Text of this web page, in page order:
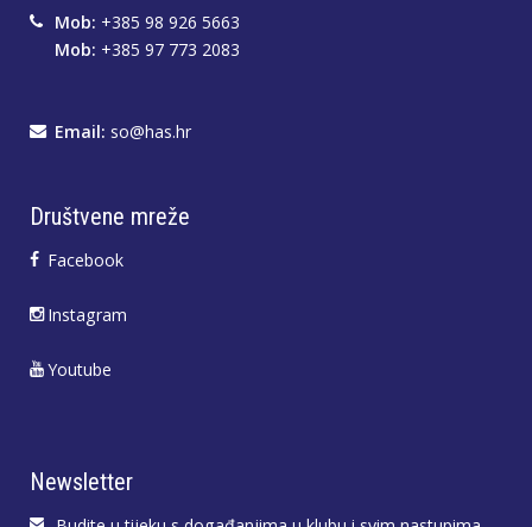
Mob: +385 98 926 5663
Mob: +385 97 773 2083
Email: so@has.hr
Društvene mreže
Facebook
Instagram
Youtube
Newsletter